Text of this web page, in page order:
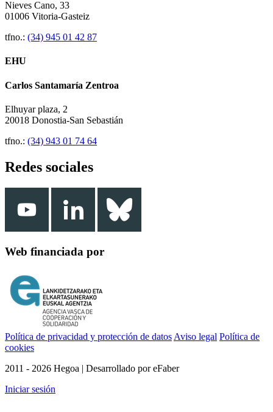
Nieves Cano, 33
01006 Vitoria-Gasteiz
tfno.: (34) 945 01 42 87
EHU
Carlos Santamaría Zentroa
Elhuyar plaza, 2
20018 Donostia-San Sebastián
tfno.: (34) 943 01 74 64
Redes sociales
Web financiada por
Política de privacidad y protección de datos Aviso legal Política de
cookies
2011 - 2026 Hegoa | Desarrollado por eFaber
Iniciar sesión